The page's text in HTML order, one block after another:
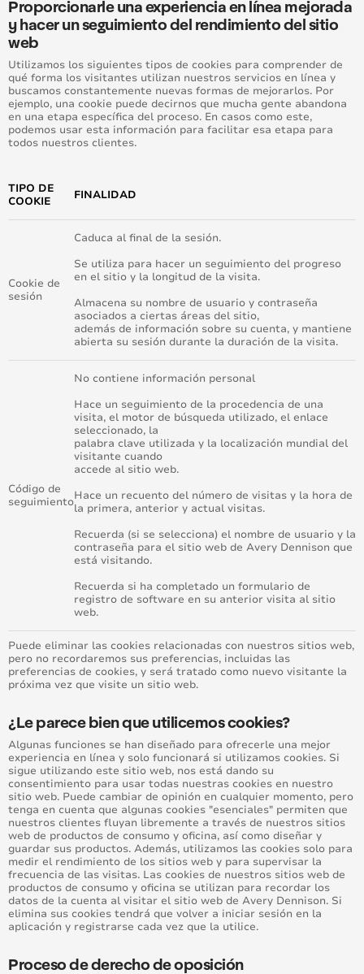
Proporcionarle una experiencia en línea mejorada
y hacer un seguimiento del rendimiento del sitio
web
Utilizamos los siguientes tipos de cookies para comprender de
qué forma los visitantes utilizan nuestros servicios en línea y
buscamos constantemente nuevas formas de mejorarlos. Por
ejemplo, una cookie puede decirnos que mucha gente abandona
en una etapa específica del proceso. En casos como este,
podemos usar esta información para facilitar esa etapa para
todos nuestros clientes.
TIPO DE
COOKIE
FINALIDAD
Cookie de
sesión
Caduca al final de la sesión.
Se utiliza para hacer un seguimiento del progreso
en el sitio y la longitud de la visita.
Almacena su nombre de usuario y contraseña
asociados a ciertas áreas del sitio,
además de información sobre su cuenta, y mantiene
abierta su sesión durante la duración de la visita.
Código de
seguimiento
No contiene información personal
Hace un seguimiento de la procedencia de una
visita, el motor de búsqueda utilizado, el enlace
seleccionado, la
palabra clave utilizada y la localización mundial del
visitante cuando
accede al sitio web.
Hace un recuento del número de visitas y la hora de
la primera, anterior y actual visitas.
Recuerda (si se selecciona) el nombre de usuario y la
contraseña para el sitio web de Avery Dennison que
está visitando.
Recuerda si ha completado un formulario de
registro de software en su anterior visita al sitio
web.
Puede eliminar las cookies relacionadas con nuestros sitios web,
pero no recordaremos sus preferencias, incluidas las
preferencias de cookies, y será tratado como nuevo visitante la
próxima vez que visite un sitio web.
¿Le parece bien que utilicemos cookies?
Algunas funciones se han diseñado para ofrecerle una mejor
experiencia en línea y solo funcionará si utilizamos cookies. Si
sigue utilizando este sitio web, nos está dando su
consentimiento para usar todas nuestras cookies en nuestro
sitio web. Puede cambiar de opinión en cualquier momento, pero
tenga en cuenta que algunas cookies "esenciales" permiten que
nuestros clientes fluyan libremente a través de nuestros sitios
web de productos de consumo y oficina, así como diseñar y
guardar sus productos. Además, utilizamos las cookies solo para
medir el rendimiento de los sitios web y para supervisar la
frecuencia de las visitas. Las cookies de nuestros sitios web de
productos de consumo y oficina se utilizan para recordar los
datos de la cuenta al visitar el sitio web de Avery Dennison. Si
elimina sus cookies tendrá que volver a iniciar sesión en la
aplicación y registrarse cada vez que la utilice.
Proceso de derecho de oposición